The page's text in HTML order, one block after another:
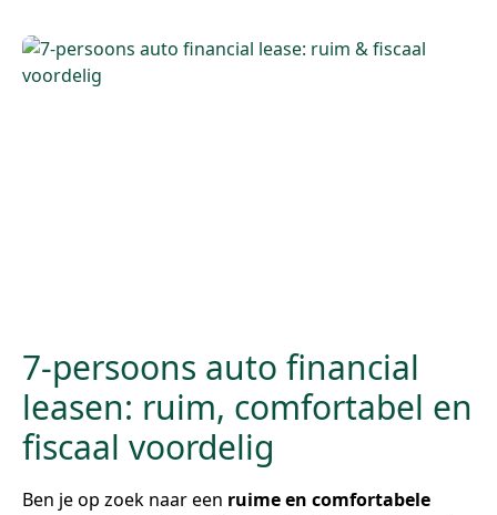
7-persoons auto financial
leasen: ruim, comfortabel en
fiscaal voordelig
Ben je op zoek naar een ruime en comfortabele